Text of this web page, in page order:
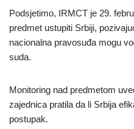
Podsjetimo, IRMCT je 29.
predmet ustupiti Srbiji,
nacionalna pravosuđa mogu
suda.
Monitoring nad predmetom
zajednica pratila da li Srbija
postupak.